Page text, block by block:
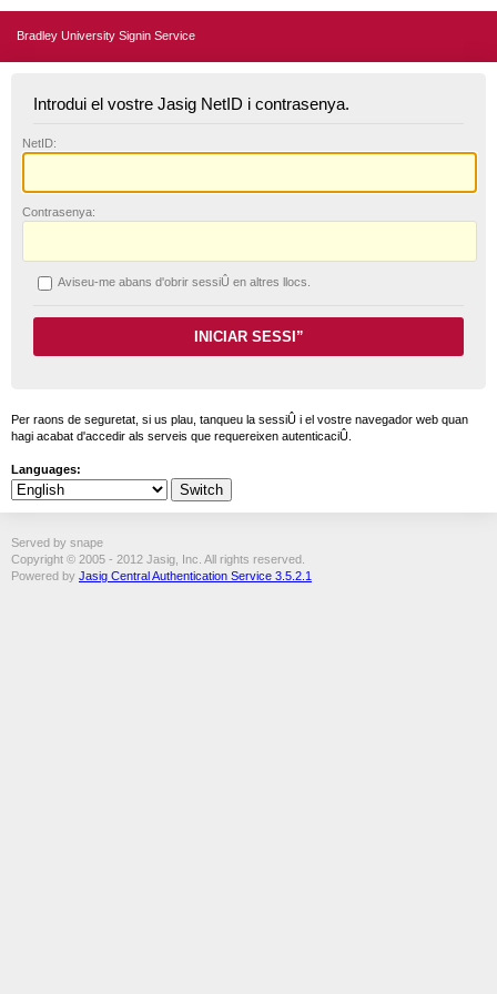
Bradley University Signin Service
Introdui el vostre Jasig NetID i contrasenya.
NetID:
Contrasenya:
Aviseu-me abans d'obrir sessiÛ en altres llocs.
Per raons de seguretat, si us plau, tanqueu la sessiÛ i el vostre navegador web quan
hagi acabat d'accedir als serveis que requereixen autenticaciÛ.
Languages:
Served by snape
Copyright © 2005 - 2012 Jasig, Inc. All rights reserved.
Powered by Jasig Central Authentication Service 3.5.2.1